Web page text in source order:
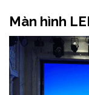
Màn hình